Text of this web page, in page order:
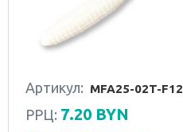
Артикул: MFA25-02T-F12
РРЦ: 7.20BYN